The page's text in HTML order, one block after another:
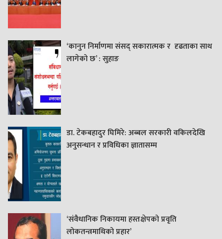
‘कानुन निर्माणमा संसद् सकारात्मक र दृढताका साथ
लागेको छ’ : सुहाङ
डा. टेकबहादुर घिमिरे: अब्बल सरकारी वकिलदेखि
अनुसन्धान र प्रविधिका ज्ञातासम्म
‘संवैधानिक निकायमा हस्तक्षेपको प्रवृति
लोकतन्त्रमाथिको प्रहार’